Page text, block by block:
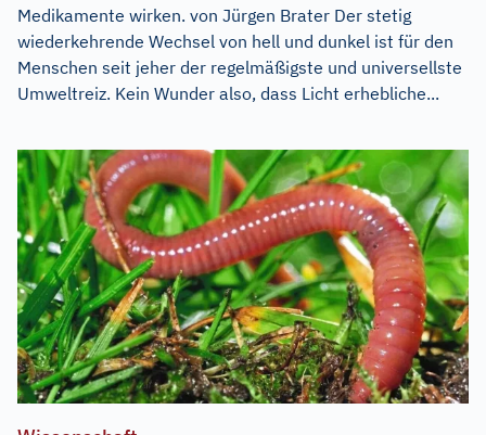
Medikamente wirken. von Jürgen Brater Der stetig
wiederkehrende Wechsel von hell und dunkel ist für den
Menschen seit jeher der regelmäßigste und universellste
Umweltreiz. Kein Wunder also, dass Licht erhebliche...